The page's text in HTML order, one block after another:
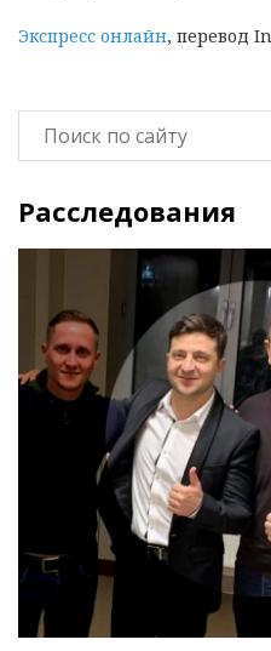
Экспресс онлайн, перевод
Расследования